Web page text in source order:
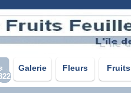
Galerie Fleurs Fruits